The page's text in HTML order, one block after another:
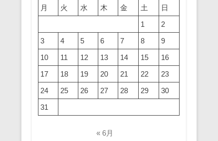
月
火 水 木 金 土
日
1
2
3
4 5 6 7 8
9
10
11 12 13 14 15
16
17
18 19 20 21 22
23
24
25 26 27 28 29
30
31
« 6月